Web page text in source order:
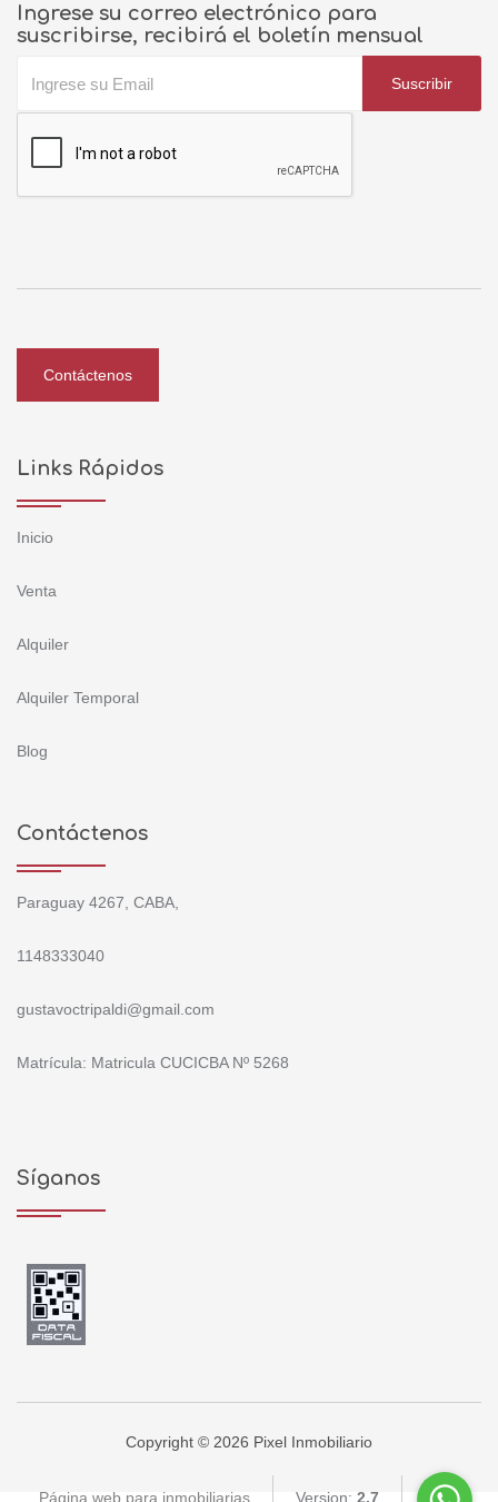
Ingrese su correo electrónico para
suscribirse, recibirá el boletín mensual
Suscribir
Contáctenos
Links Rápidos
Inicio
Venta
Alquiler
Alquiler Temporal
Blog
Contáctenos
Paraguay 4267, CABA,
1148333040
gustavoctripaldi@gmail.com
Matrícula: Matricula CUCICBA Nº 5268
Síganos
Copyright © 2026 Pixel Inmobiliario
Página web para inmobiliarias Version: 2.7